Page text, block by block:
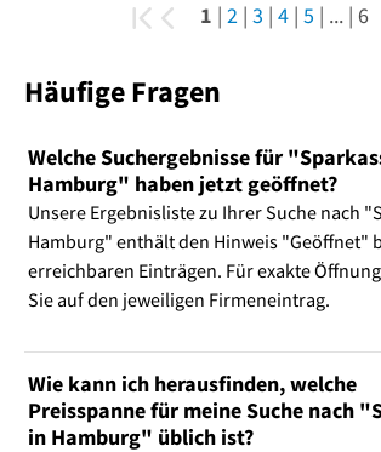
1 | 2| 3 | 4| 5 | ...| 6
Häufige Fragen
Welche Suchergebnisse für
Hamburg" haben jetzt geöffnet?
Unsere Ergebnisliste zu Ihrer Suche nach
Hamburg" enthält den Hinweis "Geöffnet"
erreichbaren Einträgen. Für exakte
Sie auf den jeweiligen Firmeneintrag.
Wie kann ich herausfinden, welche
Preisspanne für meine Suche nach
in Hamburg" üblich ist?